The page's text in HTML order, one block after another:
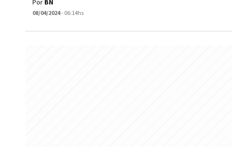
Por BN
08/04/2024- 06:14hs